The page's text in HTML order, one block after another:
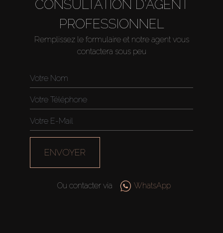
Hors Plan
Agents
CONSULTATION D'AGENT
PROFESSIONNEL
Remplissez le formulaire et notre agent vous
contactera sous peu
ENVOYER
Ou contacter via WhatsApp